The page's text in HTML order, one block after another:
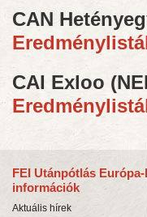
CAN
CAI Exloo
FEI Utánpótlás
információk
Aktuális hírek